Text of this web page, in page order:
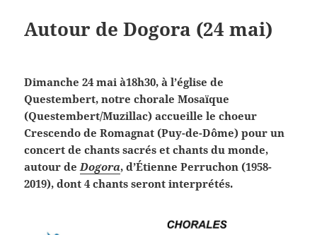
Autour de Dogora (24 mai)
Dimanche 24 mai à18h30, à l’église de
Questembert, notre chorale Mosaïque
(Questembert/Muzillac) accueille le choeur
Crescendo de Romagnat (Puy-de-Dôme) pour un
concert de chants sacrés et chants du monde,
autour deDogora, d’Étienne Perruchon (1958-
2019), dont 4 chants seront interprétés.